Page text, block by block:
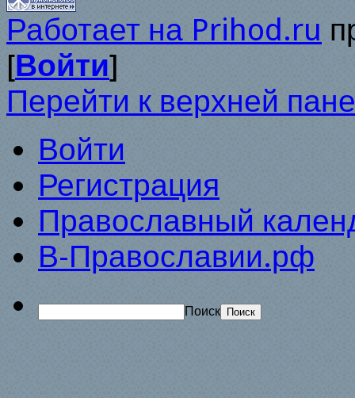
Работает на Prihod.ru
[Войти]
Перейти к верхней
Войти
Регистрация
Православный
В-Православии.рф
Поиск